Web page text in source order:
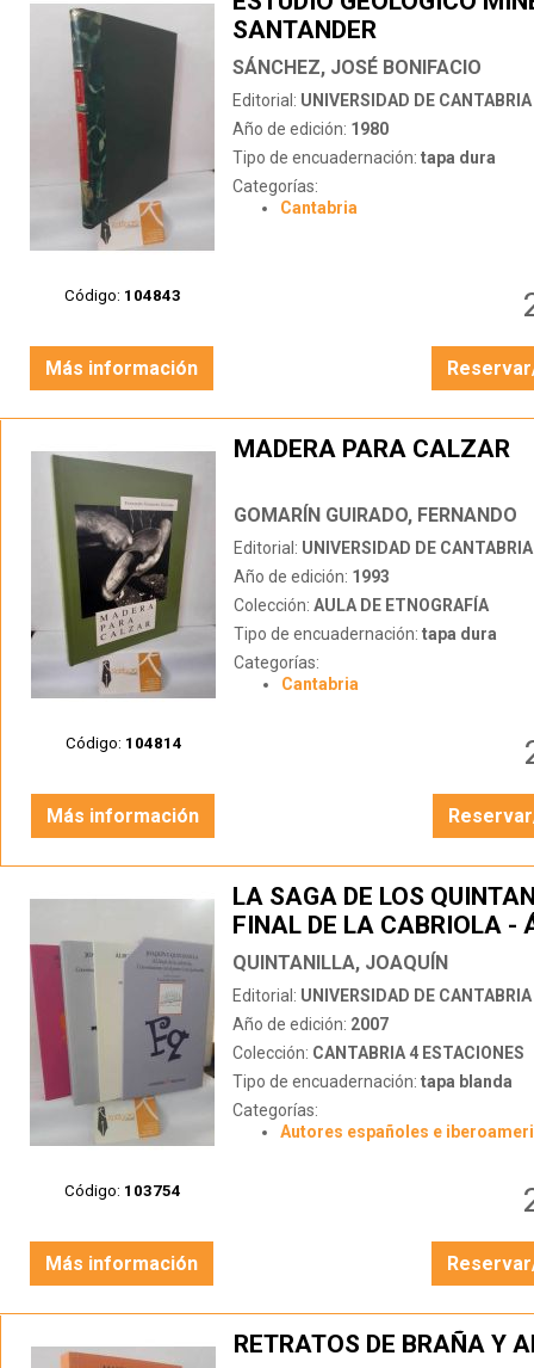
Código: 104843
SANTANDER
SÁNCHEZ, JOSÉ BONIFACIO
Editorial: UNIVERSIDAD DE CANTABRIA
Año de edición: 1980
Tipo de encuadernación: tapa dura
Categorías:
Cantabria
Más información
Código: 104814
MADERA PARA CALZAR
GOMARÍN GUIRADO, FERNANDO
Editorial: UNIVERSIDAD DE CANTABRIA
Año de edición: 1993
Colección: AULA DE ETNOGRAFÍA
Tipo de encuadernación: tapa dura
Categorías:
Cantabria
Más información
Código: 103754
LA SAGA DE LOS
FINAL DE LA CABRIOLA -
FOTOGRÁFICO (3 TOMOS)
QUINTANILLA, JOAQUÍN
Editorial: UNIVERSIDAD DE CANTABRIA
Año de edición: 2007
Colección: CANTABRIA 4 ESTACIONES
Tipo de encuadernación: tapa blanda
Categorías:
Autores españoles e
Más información
RETRATOS DE BRAÑA Y